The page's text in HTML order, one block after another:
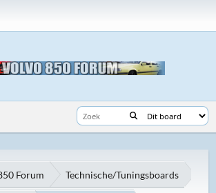
Forum Technische/Tuningsboards